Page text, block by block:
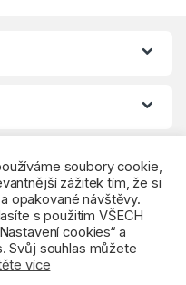
soubory cookie,
zážitek tím, že si
opakované návštěvy.
s použitím VŠECH
cookies“ a
Svůj souhlas můžete
více